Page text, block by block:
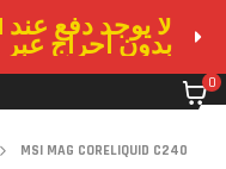
لا يوجد دفع عند
بدون احراج عبر
0
MSI MAG CORELIQUID C240